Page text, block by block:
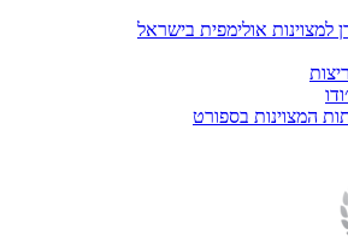
למצוינות אולימפית בישראל
המצוינות בספורט